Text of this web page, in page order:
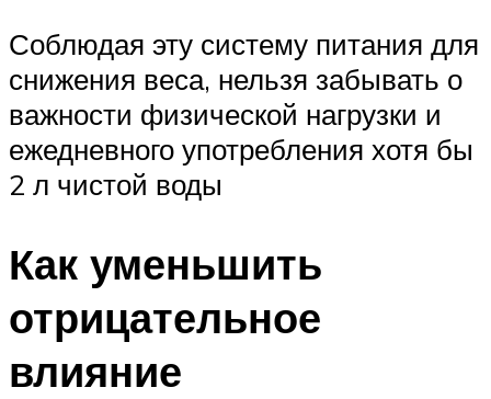
Соблюдая эту систему питания для
снижения веса, нельзя забывать о
важности физической нагрузки и
ежедневного употребления хотя бы
2 л чистой воды
Как уменьшить
отрицательное
влияние